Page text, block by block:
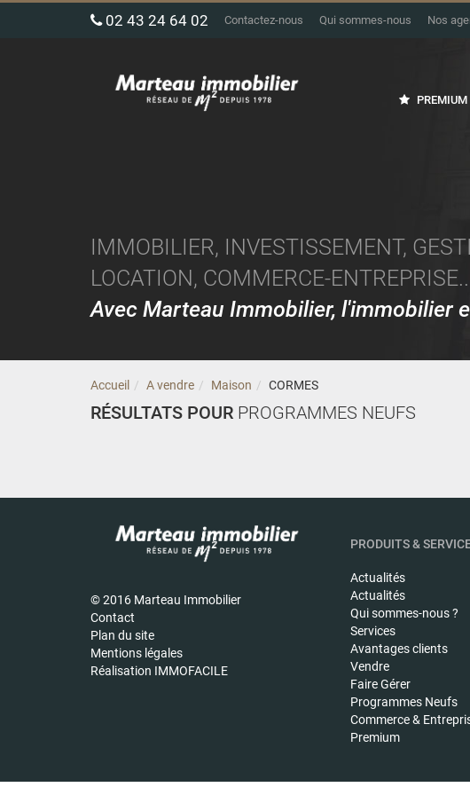
02 43 24 64 02 Contactez-nous Qui sommes-nous Nos
PREMIUM
IMMOBILIER, INVESTISSEMENT,
LOCATION, COMMERCE-
Avec Marteau Immobilier, l'immobilier
Accueil A vendre Maison CORMES
RÉSULTATS POUR PROGRAMMES NEUFS
© 2016 Marteau Immobilier
Contact
Plan du site
Mentions légales
Réalisation IMMOFACILE
PRODUITS &
Actualités
Actualités
Qui sommes-nous ?
Services
Avantages clients
Vendre
Faire Gérer
Programmes Neufs
Commerce &
Premium